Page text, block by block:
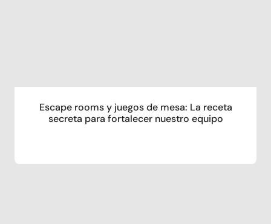
Escape rooms y juegos de mesa: La receta
secreta para fortalecer nuestro equipo